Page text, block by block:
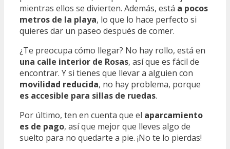
mientras ellos se divierten. Además, está a pocos
metros de la playa, lo que lo hace perfecto si
quieres dar un paseo después de comer.
¿Te preocupa cómo llegar? No hay rollo, está en
una calle interior de Rosas, así que es fácil de
encontrar. Y si tienes que llevar a alguien con
movilidad reducida, no hay problema, porque
es accesible para sillas de ruedas.
Por último, ten en cuenta que el aparcamiento
es de pago, así que mejor que lleves algo de
suelto para no quedarte a pie. ¡No te lo pierdas!